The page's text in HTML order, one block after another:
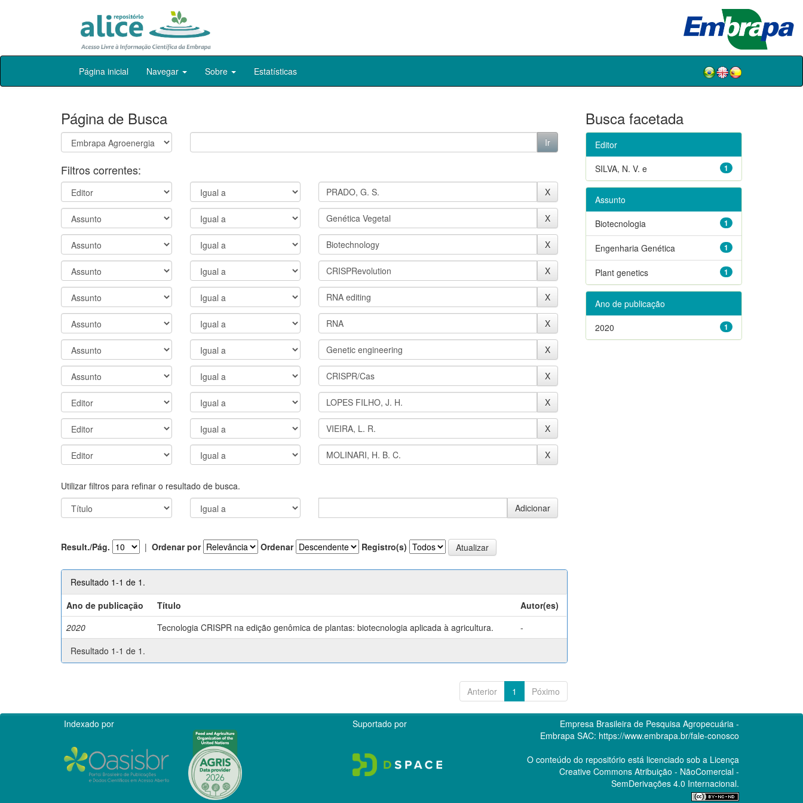
Skip
Página inicial Navegar Sobre Estatísticas
Página de Busca
Filtros correntes:
Utilizar filtros para refinar o resultado de busca.
Result./Pág. | Ordenar por Ordenar Registro(s)
Resultado 1-1 de 1.
Ano de publicação
Título
Autor(es)
2020
Tecnologia CRISPR na edição genômica de plantas: biotecnologia aplicada à agricultura.
-
Resultado 1-1 de 1.
Anterior 1 Póximo
Busca facetada
Editor
1
SILVA, N. V. e
Assunto
1
Biotecnologia
1
Engenharia Genética
1
Plant genetics
Ano de publicação
1
2020
Indexado por Suportado por
Empresa Brasileira de Pesquisa Agropecuária -
Embrapa SAC: https://www.embrapa.br/fale-conosco
O conteúdo do repositório está licenciado sob a Licença
Creative CommonsAtribuição - NãoComercial -
SemDerivações 4.0 Internacional.